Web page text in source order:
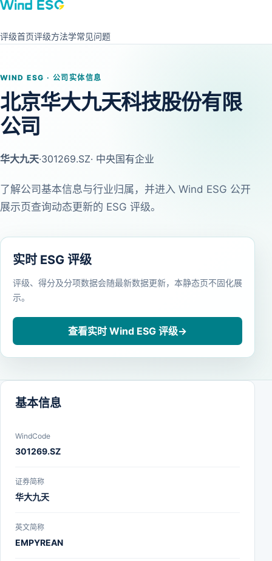
评级首页评级方法学常见问题
WIND ESG · 公司实体信息
北京华大九天科技股份有限
公司
华大九天·301269.SZ· 中央国有企业
了解公司基本信息与行业归属，并进入 Wind ESG 公开
展示页查询动态更新的 ESG 评级。
实时 ESG 评级
评级、得分及分项数据会随最新数据更新，本静态页不固化展
示。
查看实时 Wind ESG 评级→
基本信息
WindCode
301269.SZ
证券简称
华大九天
英文简称
EMPYREAN